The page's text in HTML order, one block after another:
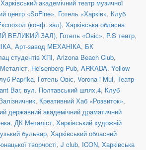
Харківський академічний театр музичної
центр «SoFine», Готель «Харків», Клуб
(конф. зал), Харківська обласна
ВЕЛИКИЙ ЗАЛ), Готель «Овіс», P.S театр,
, Арт-завод МЕХАНІКА, БК
студентів ХПІ, Arizona Beach Club,
, Heisenberg Pub, ARKADA, Yellow
Paprika, Готель Овіс, Vorona i Mul, Театр-
Bar, вул. Полтавський шлях,4, Клуб
, Креативний Хаб «Розвиток»,
державний академічний драматичний
, ДК Металіст, Харківський художній
бульвар, Харківський обласний
творчості, J club, ICON, Харківська